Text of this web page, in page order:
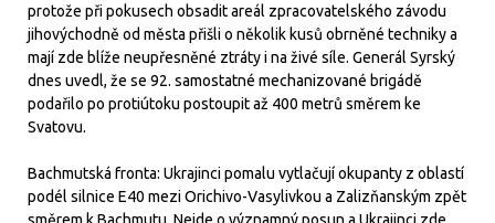
protože při pokusech obsadit areál zpracovatelského závodu
jihovýchodně od města přišli o několik kusů obrněné techniky a
mají zde blíže neupřesněné ztráty i na živé síle. Generál Syrský
dnes uvedl, že se 92. samostatné mechanizované brigádě
podařilo po protiútoku postoupit až 400 metrů směrem ke
Svatovu.
Bachmutská fronta: Ukrajinci pomalu vytlačují okupanty z oblastí
podél silnice E40 mezi Orichivo-Vasylivkou a Zalizňanským zpět